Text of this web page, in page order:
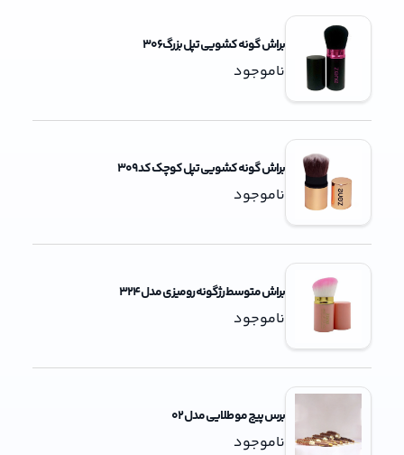
براش گونه کشویی تپل بزرگ306
ناموجود
براش گونه کشویی تپل کوچک کد 309
ناموجود
براش متوسط رژگونه رومیزی مدل 324
ناموجود
برس پیچ مو طلایی مدل 02
ناموجود